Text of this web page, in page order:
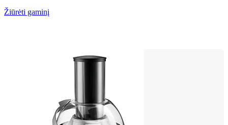
Žiūrėti gaminį